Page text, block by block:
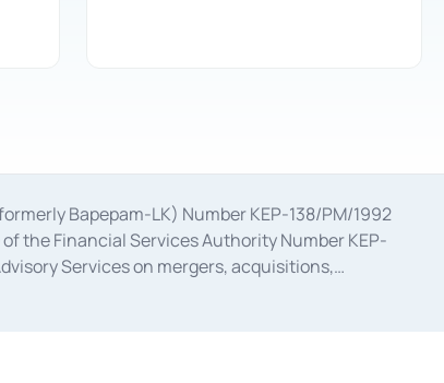
Bapepam-LK) Number KEP-138/PM/1992
the Financial Services Authority Number KEP-
Services on mergers, acquisitions,
2014, a business license as a provider of